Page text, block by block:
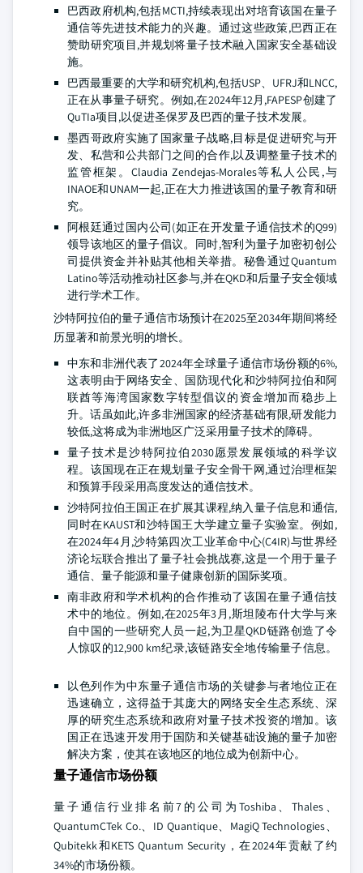
巴西政府机构,包括MCTI,持续表现出对培育该国在量子
通信等先进技术能力的兴趣。通过这些政策,巴西正在
赞助研究项目,并规划将量子技术融入国家安全基础设
施。
巴西最重要的大学和研究机构,包括USP、UFRJ和LNCC,
正在从事量子研究。例如,在2024年12月,FAPESP创建了
QuTIa项目,以促进圣保罗及巴西的量子技术发展。
墨西哥政府实施了国家量子战略,目标是促进研究与开
发、私营和公共部门之间的合作,以及调整量子技术的
监管框架。Claudia Zendejas-Morales等私人公民,与
INAOE和UNAM一起,正在大力推进该国的量子教育和研
究。
阿根廷通过国内公司(如正在开发量子通信技术的Q99)
领导该地区的量子倡议。同时,智利为量子加密初创公
司提供资金并补贴其他相关举措。秘鲁通过Quantum
Latino等活动推动社区参与,并在QKD和后量子安全领域
进行学术工作。
沙特阿拉伯的量子通信市场预计在2025至2034年期间将经
历显著和前景光明的增长。
中东和非洲代表了2024年全球量子通信市场份额的6%,
这表明由于网络安全、国防现代化和沙特阿拉伯和阿
联酋等海湾国家数字转型倡议的资金增加而稳步上
升。话虽如此,许多非洲国家的经济基础有限,研发能力
较低,这将成为非洲地区广泛采用量子技术的障碍。
量子技术是沙特阿拉伯2030愿景发展领域的科学议
程。该国现在正在规划量子安全骨干网,通过治理框架
和预算手段采用高度发达的通信技术。
沙特阿拉伯王国正在扩展其课程,纳入量子信息和通信,
同时在KAUST和沙特国王大学建立量子实验室。例如,
在2024年4月,沙特第四次工业革命中心(C4IR)与世界经
济论坛联合推出了量子社会挑战赛,这是一个用于量子
通信、量子能源和量子健康创新的国际奖项。
南非政府和学术机构的合作推动了该国在量子通信技
术中的地位。例如,在2025年3月,斯坦陵布什大学与来
自中国的一些研究人员一起,为卫星QKD链路创造了令
人惊叹的12,900 km纪录,该链路安全地传输量子信息。
以色列作为中东量子通信市场的关键参与者地位正在
迅速确立，这得益于其庞大的网络安全生态系统、深
厚的研究生态系统和政府对量子技术投资的增加。该
国正在迅速开发用于国防和关键基础设施的量子加密
解决方案，使其在该地区的地位成为创新中心。
量子通信市场份额
量子通信行业排名前7的公司为Toshiba、Thales、
QuantumCTek Co.、ID Quantique、MagiQ Technologies、
Qubitekk和KETS Quantum Security，在2024年贡献了约
34%的市场份额。